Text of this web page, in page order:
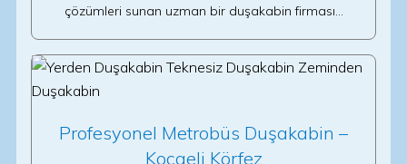
çözümleri sunan uzman bir duşakabin firması…
Profesyonel Metrobüs Duşakabin –
Kocaeli Körfez